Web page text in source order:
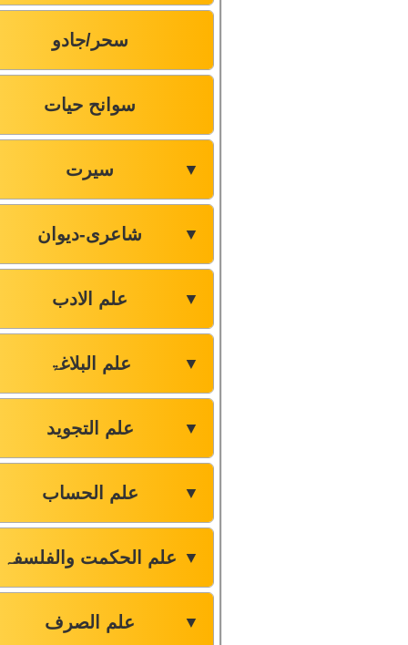
سحر/جادو
سوانح حیات
سیرت ▼
شاعری-دیوان ▼
علم الادب ▼
علم البلاغۃ ▼
علم التجوید ▼
علم الحساب ▼
علم الحکمت والفلسفہ ▼
علم الصرف ▼